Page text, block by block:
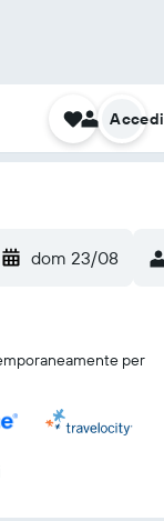
Accedi
dom 23/08
per